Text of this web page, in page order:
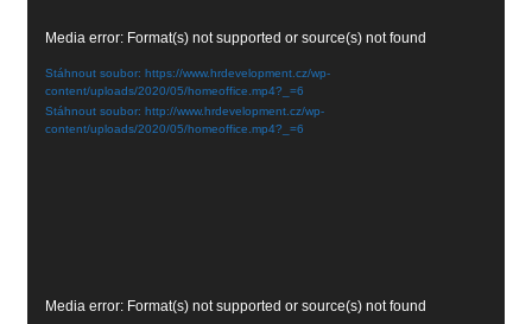
Media error: Format(s) not supported or source(s) not found
Stáhnout soubor: https://www.hrdevelopment.cz/wp-
content/uploads/2020/05/homeoffice.mp4?_=6
Stáhnout soubor: http://www.hrdevelopment.cz/wp-
content/uploads/2020/05/homeoffice.mp4?_=6
Media error: Format(s) not supported or source(s) not found